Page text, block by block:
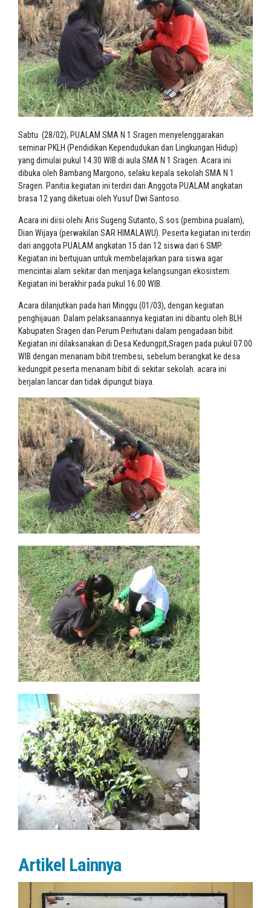
Sabtu (28/02), PUALAM SMA N 1 Sragen menyelenggarakan
seminar PKLH (Pendidikan Kependudukan dan Lingkungan Hidup)
yang dimulai pukul 14.30 WIB di aula SMA N 1 Sragen. Acara ini
dibuka oleh Bambang Margono, selaku kepala sekolah SMA N 1
Sragen. Panitia kegiatan ini terdiri dari Anggota PUALAM angkatan
brasa 12 yang diketuai oleh Yusuf Dwi Santoso.
Acara ini diisi olehi Aris Sugeng Sutanto, S.sos (pembina pualam),
Dian Wijaya (perwakilan SAR HIMALAWU). Peserta kegiatan ini terdiri
dari anggota PUALAM angkatan 15 dan 12 siswa dari 6 SMP.
Kegiatan ini bertujuan untuk membelajarkan para siswa agar
mencintai alam sekitar dan menjaga kelangsungan ekosistem.
Kegiatan ini berakhir pada pukul 16.00 WIB.
Acara dilanjutkan pada hari Minggu (01/03), dengan kegiatan
penghijauan. Dalam pelaksanaannya kegiatan ini dibantu oleh BLH
Kabupaten Sragen dan Perum Perhutani dalam pengadaan bibit.
Kegiatan ini dilaksanakan di Desa Kedungpit,Sragen pada pukul 07.00
WIB dengan menanam bibit trembesi, sebelum berangkat ke desa
kedungpit peserta menanam bibit di sekitar sekolah. acara ini
berjalan lancar dan tidak dipungut biaya.
Artikel Lainnya